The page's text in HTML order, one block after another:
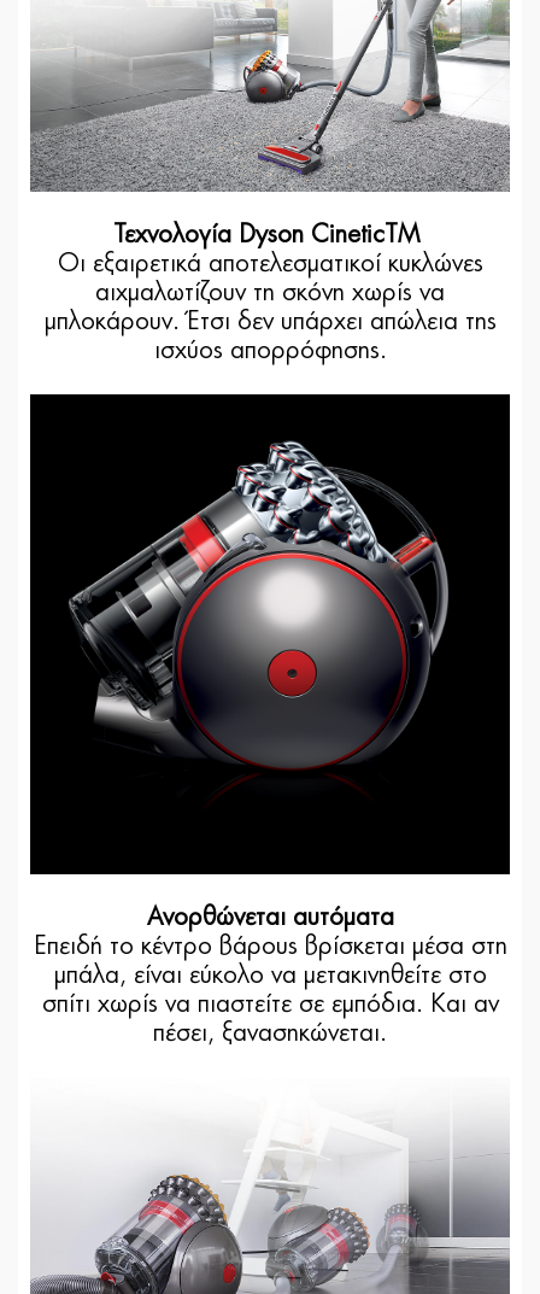
Τεχνολογία Dyson CineticTM
Οι εξαιρετικά αποτελεσματικοί κυκλώνες
αιχμαλωτίζουν τη σκόνη χωρίς να
μπλοκάρουν. Έτσι δεν υπάρχει απώλεια της
ισχύος απορρόφησης.
Ανορθώνεται αυτόματα
Επειδή το κέντρο βάρους βρίσκεται μέσα στη
μπάλα, είναι εύκολο να μετακινηθείτε στο
σπίτι χωρίς να πιαστείτε σε εμπόδια. Και αν
πέσει, ξανασηκώνεται.